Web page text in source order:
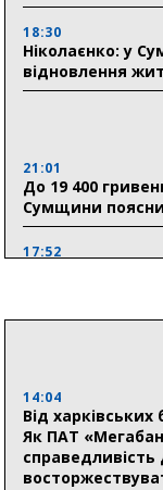
18:30
Ніколаєнко: у
відновлення
21:01
До 19 400
Сумщини
17:52
Пенсійному
Артем Кобзар
відзнаки
14:04
Від
Як ПАТ